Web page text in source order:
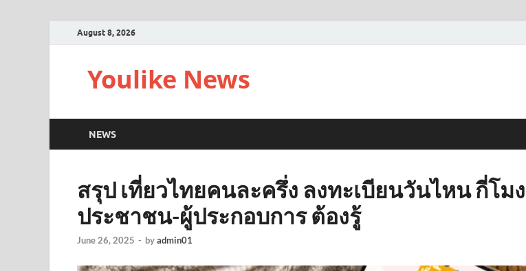
August 8, 2026
Youlike News
NEWS
สรุป เที่ยวไทยคนละครึ่ง ลงทะเบียนวันไหน กี่โมง
ประชาชน-ผู้ประกอบการ ต้องรู้
June 26, 2025 - byadmin01